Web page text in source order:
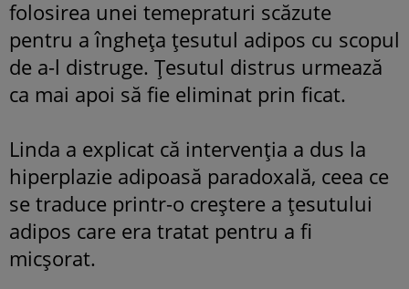
folosirea unei temepraturi scăzute
pentru a îngheța țesutul adipos cu scopul
de a-l distruge. Țesutul distrus urmează
ca mai apoi să fie eliminat prin ficat.
Linda a explicat că intervenția a dus la
hiperplazie adipoasă paradoxală, ceea ce
se traduce printr-o creștere a țesutului
adipos care era tratat pentru a fi
micșorat.